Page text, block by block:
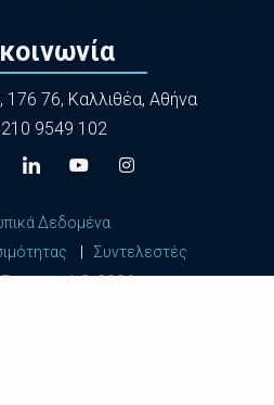
176 76, Καλλιθέα, Αθήνα
9549 102
Δεδομένα
Συντελεστές
Reserved ©2026